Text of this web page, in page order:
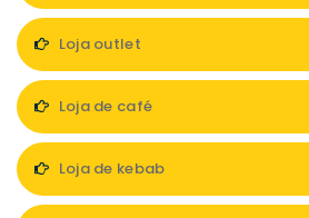
Loja outlet
Loja de café
Loja de kebab